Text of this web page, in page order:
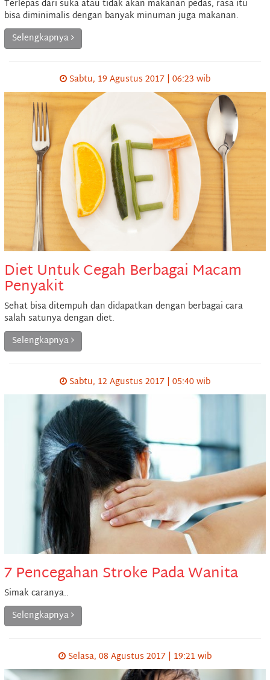
Terlepas dari suka atau tidak akan makanan pedas, rasa itu
bisa diminimalis dengan banyak minuman juga makanan.
Selengkapnya
Sabtu, 19 Agustus 2017 | 06:23 wib
Diet Untuk Cegah Berbagai Macam
Penyakit
Sehat bisa ditempuh dan didapatkan dengan berbagai cara
salah satunya dengan diet.
Selengkapnya
Sabtu, 12 Agustus 2017 | 05:40 wib
7 Pencegahan Stroke Pada Wanita
Simak caranya..
Selengkapnya
Selasa, 08 Agustus 2017 | 19:21 wib